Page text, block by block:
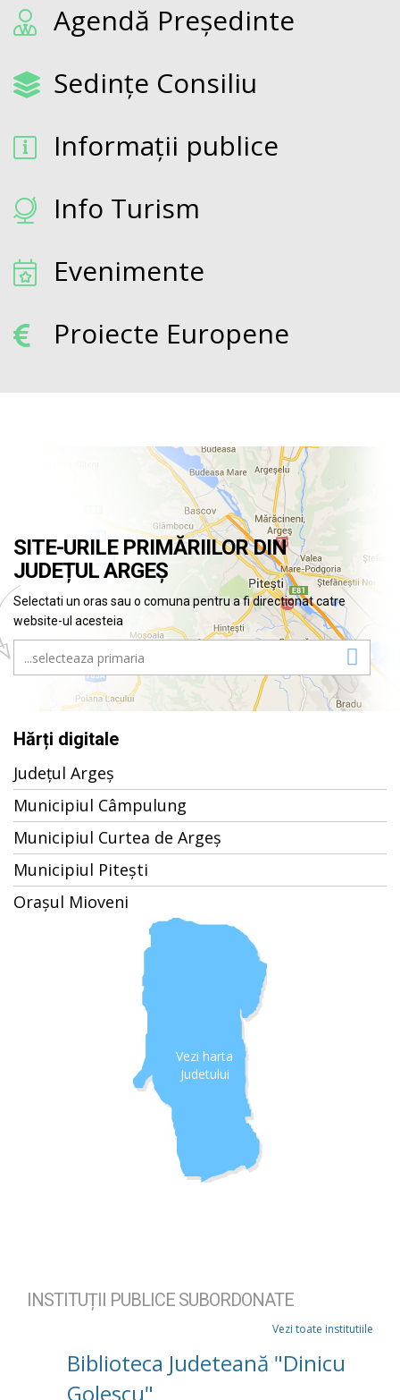
Agendă Președinte
Sedințe Consiliu
Informații publice
Info Turism
Evenimente
Proiecte Europene
SITE-URILE PRIMĂRIILOR DIN
JUDEȚUL ARGEȘ
Selectati un oras sau o comuna pentru a fi directionat catre
website-ul acesteia
Hărți digitale
Județul Argeș
Municipiul Câmpulung
Municipiul Curtea de Argeș
Municipiul Pitești
Orașul Mioveni
Vezi harta
Judetului
INSTITUȚII PUBLICE SUBORDONATE
Vezi toate institutiile
Biblioteca Judeteană "Dinicu
Golescu"